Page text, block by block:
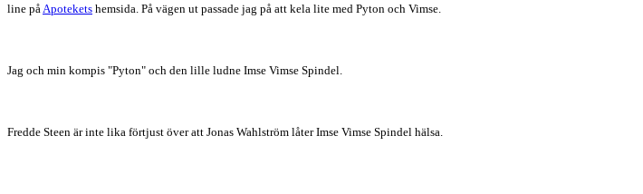
line på Apotekets hemsida. På vägen ut passade jag på att kela lite med Pyton och Vimse.
Jag och min kompis "Pyton" och den lille ludne Imse Vimse Spindel.
Fredde Steen är inte lika förtjust över att Jonas Wahlström låter Imse Vimse Spindel hälsa.